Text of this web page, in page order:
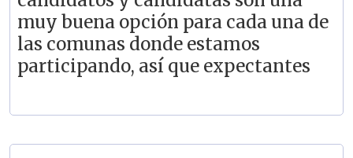
muy buena opción para cada una de
las comunas donde estamos
participando, así que expectantes